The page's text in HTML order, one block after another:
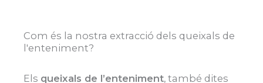
Com és la nostra extracció dels queixals de
l'enteniment?
Els queixals de l’enteniment, també dites